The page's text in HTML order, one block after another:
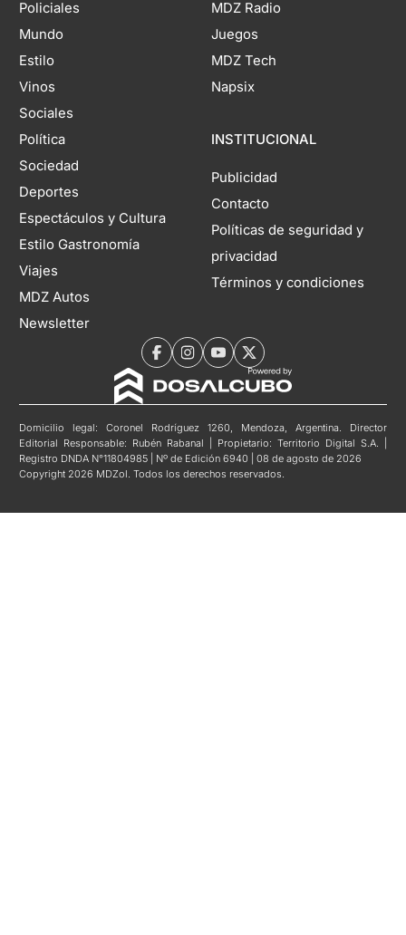
Policiales
Mundo
Estilo
Vinos
Sociales
Política
Sociedad
Deportes
Espectáculos y Cultura
Estilo Gastronomía
Viajes
MDZ Autos
Newsletter
MDZ Radio
Juegos
MDZ Tech
Napsix
INSTITUCIONAL
Publicidad
Contacto
Políticas de seguridad y
privacidad
Términos y condiciones
Domicilio legal: Coronel Rodríguez 1260, Mendoza, Argentina. Director
Editorial Responsable: Rubén Rabanal | Propietario: Territorio Digital S.A. |
Registro DNDA N°11804985 | Nº de Edición 6940 | 08 de agosto de 2026
Copyright 2026 MDZol. Todos los derechos reservados.